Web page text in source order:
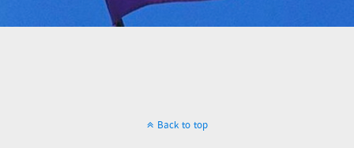
Back to top